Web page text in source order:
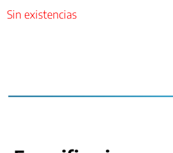
Sin existencias